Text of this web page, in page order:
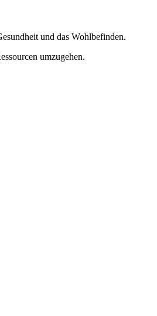
und das Wohlbefinden.
umzugehen.